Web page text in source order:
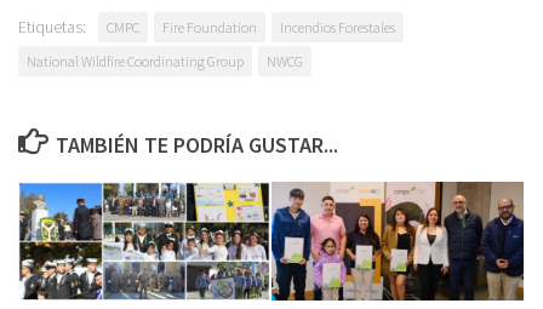
Etiquetas: CMPC Fire Foundation
Incendios Forestales
National Wildfire Coordinating Group
NWCG
TAMBIÉN TE PODRÍA GUSTAR...